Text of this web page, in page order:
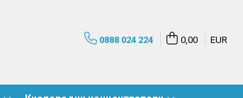
0888 024 224 0,00 EUR